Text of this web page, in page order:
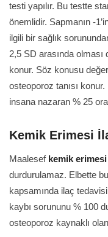
testi yapılır. Bu testte
önemlidir. Sapmanın -
ilgili bir sağlık
2,5 SD arasında
konur. Söz konusu
osteoporoz tanısı
insana nazaran % 25
Kemik Erimesi
Maalesef kemik
durdurulamaz. Elbette
kapsamında ilaç
kaybı sorununu % 100
osteoporoz kaynaklı olan